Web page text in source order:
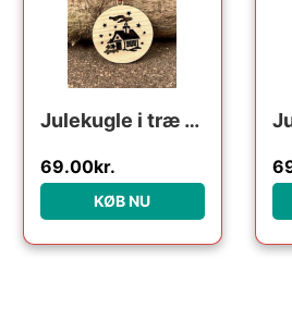
Julekugle i træ – Julehus
69.00kr.
KØB NU